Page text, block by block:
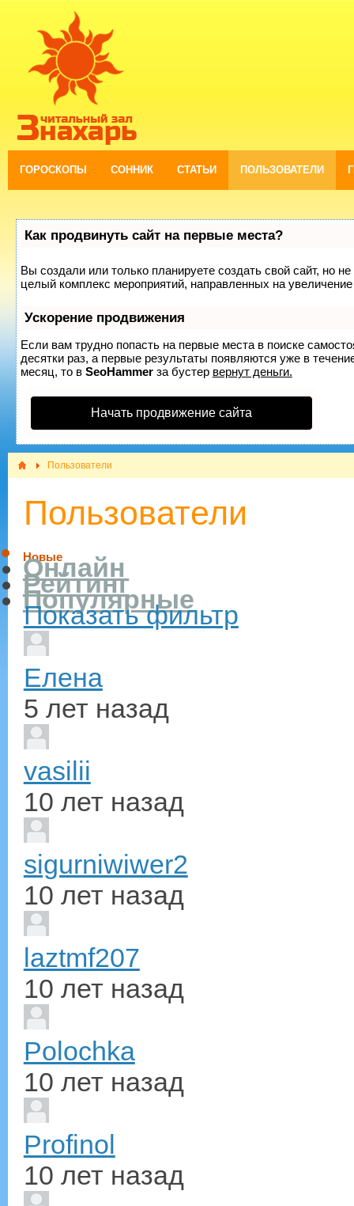
ГОРОСКОПЫ СОННИК СТАТЬИ ПОЛЬЗОВАТЕЛИ
Как продвинуть сайт на первые места?
Вы создали или только планируете создать свой сайт, но
целый комплекс мероприятий, направленных на
Ускорение продвижения
Если вам трудно попасть на первые места в поиске
десятки раз, а первые результаты появляются уже в
месяц, то в SeoHammerза бустер вернут деньги.
Начать продвижение сайта
Пользователи
Пользователи
Новые
Онлайн
Рейтинг
Популярные
Показать фильтр
Елена
5 лет назад
vasilii
10 лет назад
sigurniwiwer2
10 лет назад
laztmf207
10 лет назад
Polochka
10 лет назад
Profinol
10 лет назад